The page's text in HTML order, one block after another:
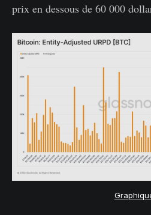
prix en dessous de 60 000